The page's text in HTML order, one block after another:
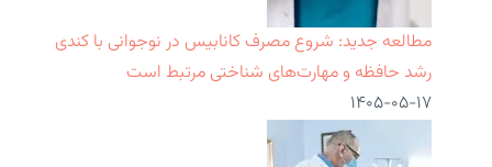
مطالعه جدید: شروع مصرف کانابیس در نوجوانی با کندی
رشد حافظه و مهارت‌های شناختی مرتبط است
۱۴۰۵-۰۵-۱۷